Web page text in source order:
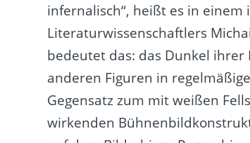
infernalisch“, heißt es in
Literaturwissenschaftlers
bedeutet das: das Dunkel
anderen Figuren in
Gegensatz zum mit weißen
wirkenden